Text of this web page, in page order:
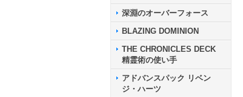
深淵のオーバーフォース
BLAZING DOMINION
THE CHRONICLES DECK
精霊術の使い手
アドバンスパック リベン
ジ・ハーツ